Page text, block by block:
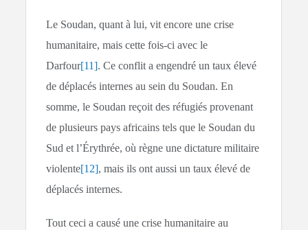
Le Soudan, quant à lui, vit encore une crise
humanitaire, mais cette fois-ci avec le
Darfour[11]. Ce conflit a engendré un taux élevé
de déplacés internes au sein du Soudan. En
somme, le Soudan reçoit des réfugiés provenant
de plusieurs pays africains tels que le Soudan du
Sud et l’Érythrée, où règne une dictature militaire
violente[12], mais ils ont aussi un taux élevé de
déplacés internes.
Tout ceci a causé une crise humanitaire au